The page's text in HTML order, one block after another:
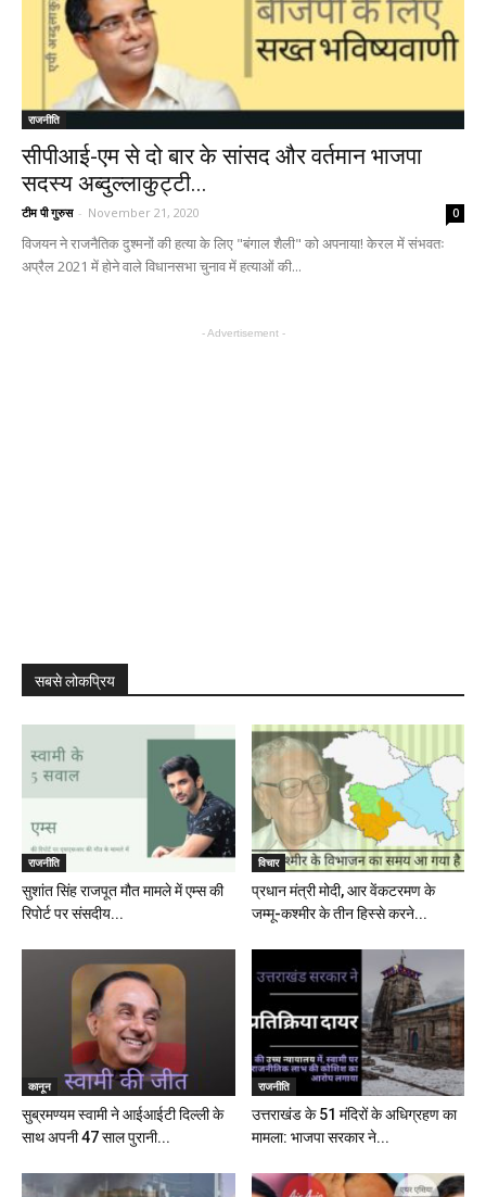
राजनीति
सीपीआई-एम से दो बार के सांसद और वर्तमान भाजपा
सदस्य अब्दुल्लाकुट्टी...
टीम पी गुरुस - November 21, 2020 0
विजयन ने राजनैतिक दुश्मनों की हत्या के लिए "बंगाल शैली" को अपनाया! केरल में संभवतः
अप्रैल 2021 में होने वाले विधानसभा चुनाव में हत्याओं की...
- Advertisement -
सबसे लोकप्रिय
राजनीति
सुशांत सिंह राजपूत मौत मामले में एम्स की
रिपोर्ट पर संसदीय...
विचार
प्रधान मंत्री मोदी, आर वेंकटरमण के
जम्मू-कश्मीर के तीन हिस्से करने...
कानून
सुब्रमण्यम स्वामी ने आईआईटी दिल्ली के
साथ अपनी 47 साल पुरानी...
राजनीति
उत्तराखंड के 51 मंदिरों के अधिग्रहण का
मामला: भाजपा सरकार ने...